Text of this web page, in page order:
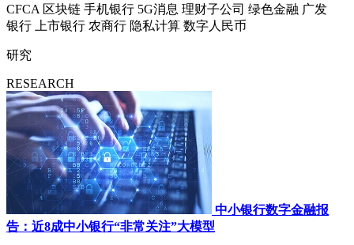
CFCA 区块链 手机银行 5G消息 理财子公司 绿色金融 广发
银行
上市银行 农商行 隐私计算 数字人民币
研究
RESEARCH
中小银行数字金融报
告：近8成中小银行“非常关注”大模型